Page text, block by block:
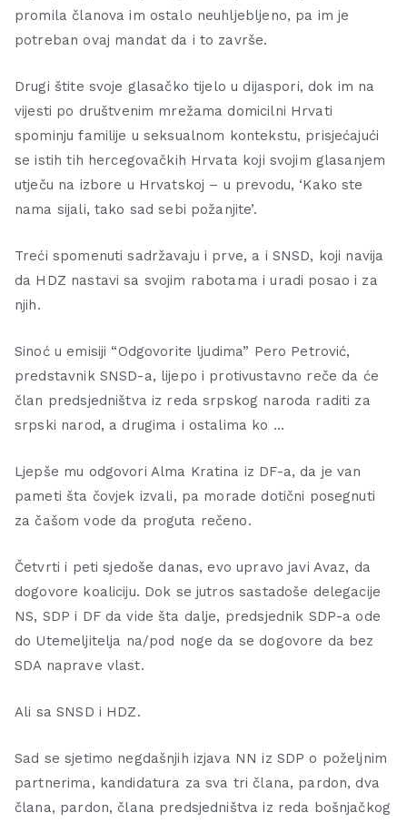
promila članova im ostalo neuhljebljeno, pa im je
potreban ovaj mandat da i to završe.
Drugi štite svoje glasačko tijelo u dijaspori, dok im na
vijesti po društvenim mrežama domicilni Hrvati
spominju familije u seksualnom kontekstu, prisjećajući
se istih tih hercegovačkih Hrvata koji svojim glasanjem
utječu na izbore u Hrvatskoj – u prevodu, ‘Kako ste
nama sijali, tako sad sebi požanjite’.
Treći spomenuti sadržavaju i prve, a i SNSD, koji navija
da HDZ nastavi sa svojim rabotama i uradi posao i za
njih.
Sinoć u emisiji “Odgovorite ljudima” Pero Petrović,
predstavnik SNSD-a, lijepo i protivustavno reče da će
član predsjedništva iz reda srpskog naroda raditi za
srpski narod, a drugima i ostalima ko …
Ljepše mu odgovori Alma Kratina iz DF-a, da je van
pameti šta čovjek izvali, pa morade dotični posegnuti
za čašom vode da proguta rečeno.
Četvrti i peti sjedoše danas, evo upravo javi Avaz, da
dogovore koaliciju. Dok se jutros sastadoše delegacije
NS, SDP i DF da vide šta dalje, predsjednik SDP-a ode
do Utemeljitelja na/pod noge da se dogovore da bez
SDA naprave vlast.
Ali sa SNSD i HDZ.
Sad se sjetimo negdašnjih izjava NN iz SDP o poželjnim
partnerima, kandidatura za sva tri člana, pardon, dva
člana, pardon, člana predsjedništva iz reda bošnjačkog